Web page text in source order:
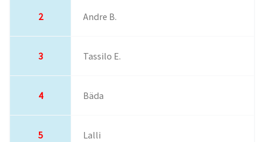
2 Andre B.
3 Tassilo E.
4 Bäda
5 Lalli